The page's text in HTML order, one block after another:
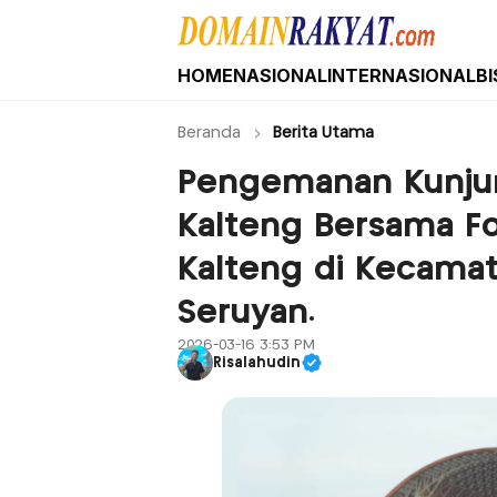
Domain Rakyat
Berita Hari Ini Terkini dan Terbaru
HOMENASIONALINTERNASIONAL
Beranda Berita Utama
Pengemanan
Kalteng Bersama
Kalteng di
Seruyan.
2026-03-16 3:53 PM
Risalahudin